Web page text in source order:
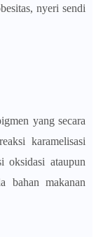
nyeri sendi
yang secara
karamelisasi
oksidasi ataupun
bahan makanan